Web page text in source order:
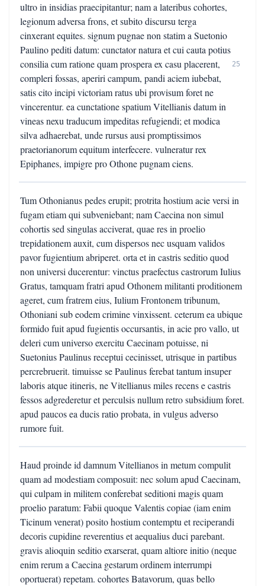
ultro in insidias praecipitantur; nam a lateribus cohortes,
legionum adversa frons, et subito discursu terga
cinxerant equites. signum pugnae non statim a Suetonio
Paulino pediti datum: cunctator natura et cui cauta potius
consilia cum ratione quam prospera ex casu placerent,
compleri fossas, aperiri campum, pandi aciem iubebat,
satis cito incipi victoriam ratus ubi provisum foret ne
vincerentur. ea cunctatione spatium Vitellianis datum in
vineas nexu traducum impeditas refugiendi; et modica
silva adhaerebat, unde rursus ausi promptissimos
praetorianorum equitum interfecere. vulneratur rex
Epiphanes, impigre pro Othone pugnam ciens.
25
Tum Othonianus pedes erupit; protrita hostium acie versi in
fugam etiam qui subveniebant; nam Caecina non simul
cohortis sed singulas acciverat, quae res in proelio
trepidationem auxit, cum dispersos nec usquam validos
pavor fugientium abriperet. orta et in castris seditio quod
non universi ducerentur: vinctus praefectus castrorum Iulius
Gratus, tamquam fratri apud Othonem militanti proditionem
ageret, cum fratrem eius, Iulium Frontonem tribunum,
Othoniani sub eodem crimine vinxissent. ceterum ea ubique
formido fuit apud fugientis occursantis, in acie pro vallo, ut
deleri cum universo exercitu Caecinam potuisse, ni
Suetonius Paulinus receptui cecinisset, utrisque in partibus
percrebruerit. timuisse se Paulinus ferebat tantum insuper
laboris atque itineris, ne Vitellianus miles recens e castris
fessos adgrederetur et perculsis nullum retro subsidium foret.
apud paucos ea ducis ratio probata, in vulgus adverso
rumore fuit.
Haud proinde id damnum Vitellianos in metum compulit
quam ad modestiam composuit: nec solum apud Caecinam,
qui culpam in militem conferebat seditioni magis quam
proelio paratum: Fabii quoque Valentis copiae (iam enim
Ticinum venerat) posito hostium contemptu et reciperandi
decoris cupidine reverentius et aequalius duci parebant.
gravis alioquin seditio exarserat, quam altiore initio (neque
enim rerum a Caecina gestarum ordinem interrumpi
oportuerat) repetam. cohortes Batavorum, quas bello